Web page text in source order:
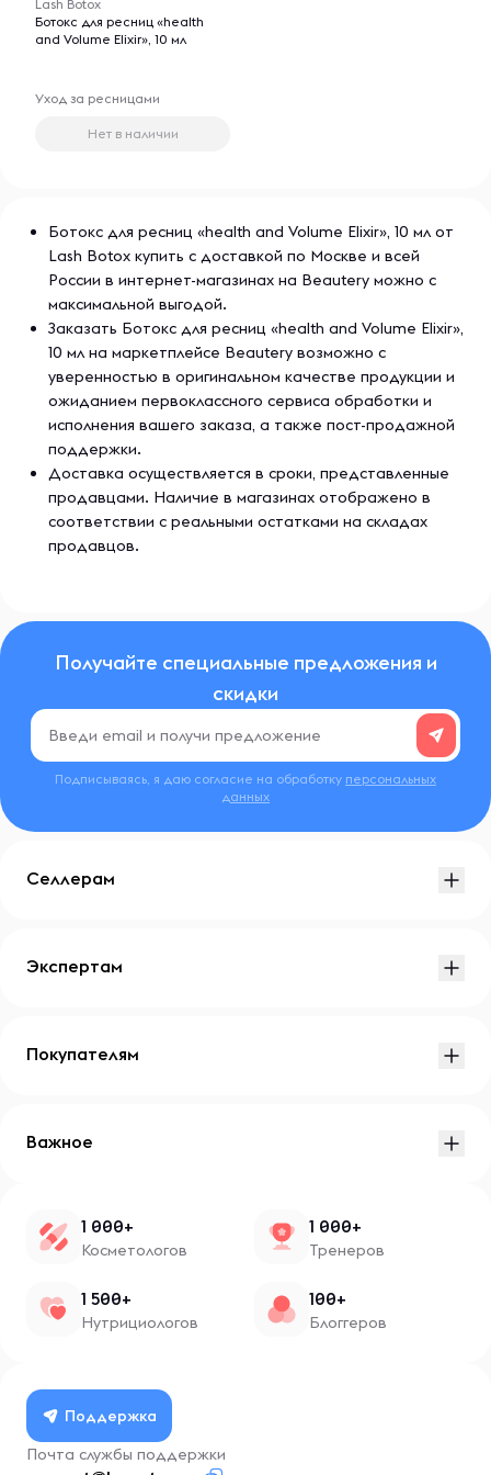
участки в структуре, другими словами, выступает т.н.
экзоскелетом для ресниц.
плотными и тяжелыми ресницами, имеющими
Lash Botox
Ботокс для ресниц «health
and Volume Elixir», 10 мл
Уход за ресницами
Нет в наличии
Ботокс для ресниц «health and Volume Elixir», 10 мл от
Lash Botox купить с доставкой по Москве и всей
России в интернет-магазинах на Beautery можно с
максимальной выгодой.
Заказать Ботокс для ресниц «health and Volume Elixir»,
10 мл на маркетплейсе Beautery возможно с
уверенностью в оригинальном качестве продукции и
ожиданием первоклассного сервиса обработки и
исполнения вашего заказа, а также пост-продажной
поддержки.
Доставка осуществляется в сроки, представленные
продавцами. Наличие в магазинах отображено в
соответствии с реальными остатками на складах
продавцов.
Получайте специальные предложения и
скидки
Подписываясь, я даю согласие на обработку персональных
данных
Селлерам
Экспертам
Покупателям
Важное
1 000+
Косметологов
1 000+
Тренеров
1 500+
Нутрициологов
100+
Блоггеров
Поддержка
Почта службы поддержки